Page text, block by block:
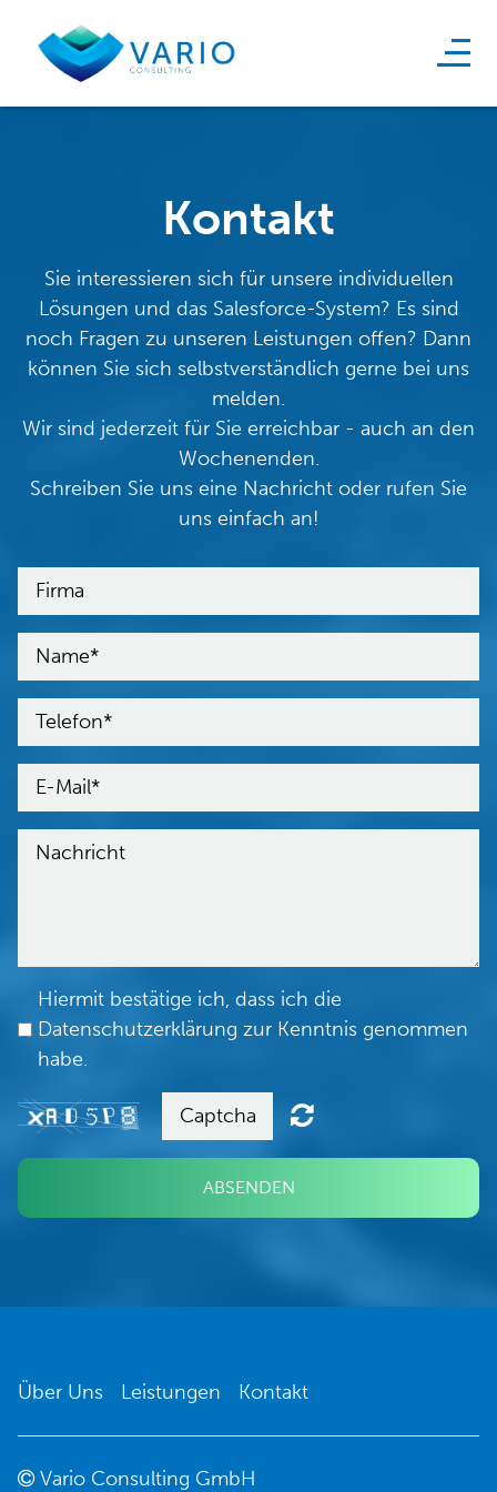
Kontakt
Sie interessieren sich für unsere individuellen
Lösungen und das Salesforce-System? Es sind
noch Fragen zu unseren Leistungen offen? Dann
können Sie sich selbstverständlich gerne bei uns
melden.
Wir sind jederzeit für Sie erreichbar - auch an den
Wochenenden.
Schreiben Sie uns eine Nachricht oder rufen Sie
uns einfach an!
Hiermit bestätige ich, dass ich die
Datenschutzerklärung zur Kenntnis genommen
habe.
ABSENDEN
Über Uns Leistungen Kontakt
Vario Consulting GmbH